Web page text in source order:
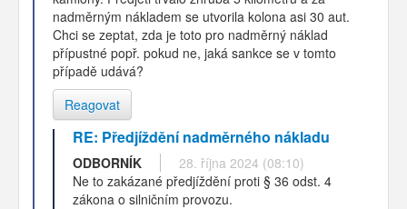
nadměrným nákladem se utvorila kolona asi 30 aut.
Chci se zeptat, zda je toto pro nadměrný náklad
přípustné popř. pokud ne, jaká sankce se v tomto
případě udává?
Reagovat
RE: Předjíždění nadměrného nákladu
ODBORNÍK
28. října 2024 (08:10)
Ne to zakázané předjíždění proti § 36 odst. 4
zákona o silničním provozu.